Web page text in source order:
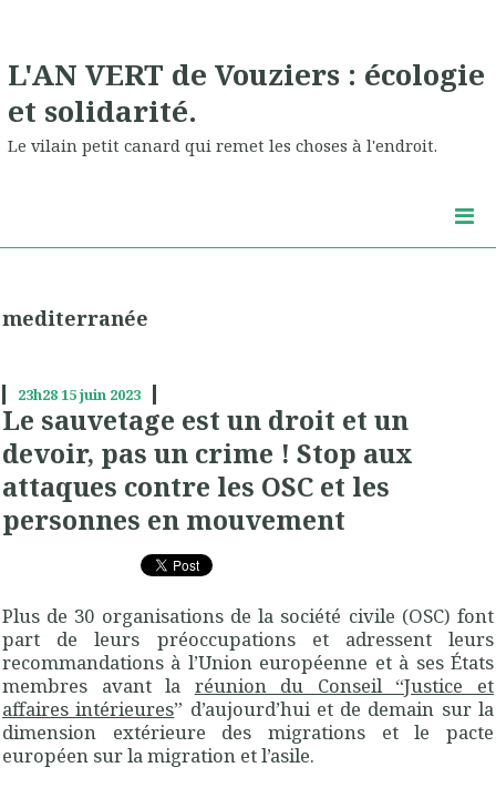
L'AN VERT de Vouziers : écologie
et solidarité.
Le vilain petit canard qui remet les choses à l'endroit.
mediterranée
23h2815juin 2023
Le sauvetage est un droit et un
devoir, pas un crime ! Stop aux
attaques contre les OSC et les
personnes en mouvement
Plus de 30 organisations de la société civile (OSC) font
part de leurs préoccupations et adressent leurs
recommandations à l’Union européenne et à ses États
membres avant la réunion du Conseil “Justice et
affaires intérieures” d’aujourd’hui et de demain sur la
dimension extérieure des migrations et le pacte
européen sur la migration et l’asile.